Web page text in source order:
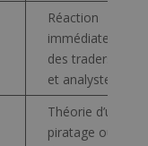
Réaction
immédiate
des traders
et analystes
Théorie d’un
piratage ou